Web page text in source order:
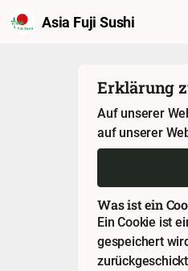
Asia Fuji Sushi
Erklärung
Auf unserer
auf unserer
Was ist ein
Ein Cookie ist
gespeichert